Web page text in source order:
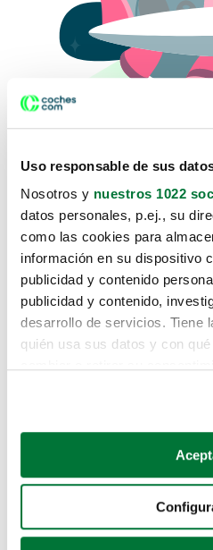
Uso responsable de sus
Nosotros y nuestros 1022
datos personales, p.ej., su
como las cookies para
información en su dispositivo
publicidad y contenido
publicidad y contenido,
desarrollo de servicios. Tiene
quién usa sus datos y con
Si lo permite, también
Recopilar información
Identificar su dispositivo
para buscar
Lo sentimos, no
te hemos traido
Pero puedes encontrar el
buscando en alguno de
Coches de segunda mano
Coches de km0